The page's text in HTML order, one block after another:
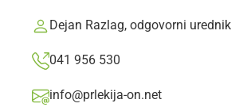
Dejan Razlag, odgovorni urednik
041 956 530
info@prlekija-on.net